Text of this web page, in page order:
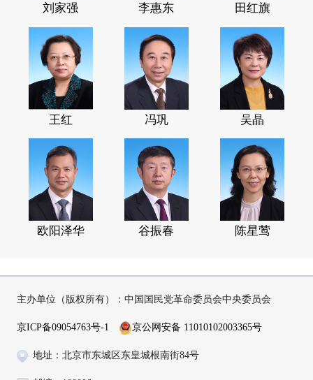
刘家强 李惠东 田红旗
王红 冯巩 吴晶
欧阳泽华 谷振春 陈星莺
主办单位（版权所有）：中国国民党革命委员会中央委员会
京ICP备09054763号-1 京公网安备 11010102003365号
地址：北京市东城区东皇城根南街84号